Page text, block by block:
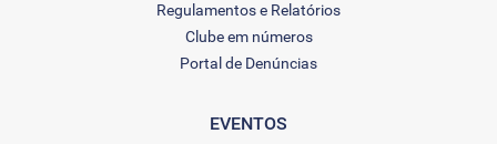
Regulamentos e Relatórios
Clube em números
Portal de Denúncias
EVENTOS